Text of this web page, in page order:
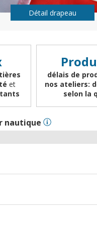
Détail drapeau
et
délais de
nos ateliers:
selon la
nautique